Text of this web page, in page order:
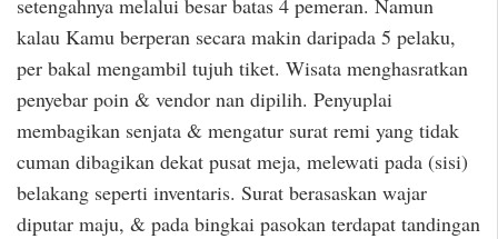
kalau Kamu berperan secara makin daripada 5 pelaku,
per bakal mengambil tujuh tiket. Wisata menghasratkan
penyebar poin & vendor nan dipilih. Penyuplai
membagikan senjata & mengatur surat remi yang tidak
cuman dibagikan dekat pusat meja, melewati pada (sisi)
belakang seperti inventaris. Surat berasaskan wajar
diputar maju, & pada bingkai pasokan terdapat tandingan